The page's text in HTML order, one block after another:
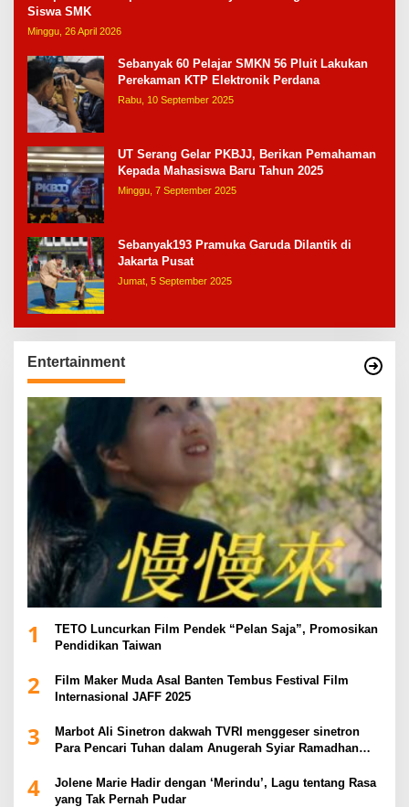
Siswa SMK
Minggu, 26 April 2026
Sebanyak 60 Pelajar SMKN 56 Pluit Lakukan
Perekaman KTP Elektronik Perdana
Rabu, 10 September 2025
UT Serang Gelar PKBJJ, Berikan Pemahaman
Kepada Mahasiswa Baru Tahun 2025
Minggu, 7 September 2025
Sebanyak193 Pramuka Garuda Dilantik di
Jakarta Pusat
Jumat, 5 September 2025
Entertainment
1
TETO Luncurkan Film Pendek “Pelan Saja”, Promosikan
Pendidikan Taiwan
2
Film Maker Muda Asal Banten Tembus Festival Film
Internasional JAFF 2025
3
Marbot Ali Sinetron dakwah TVRI menggeser sinetron
Para Pencari Tuhan dalam Anugerah Syiar Ramadhan
4
Jolene Marie Hadir dengan ‘Merindu’, Lagu tentang Rasa
yang Tak Pernah Pudar